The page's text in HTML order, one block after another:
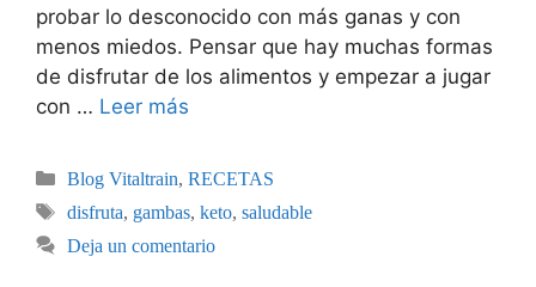
probar lo desconocido con más ganas y con
menos miedos. Pensar que hay muchas formas
de disfrutar de los alimentos y empezar a jugar
con … Leer más
Blog Vitaltrain, RECETAS
disfruta, gambas, keto, saludable
Deja un comentario